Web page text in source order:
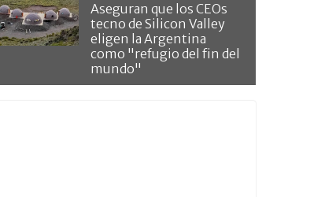
Aseguran que los CEOs
tecno de Silicon Valley
eligen la Argentina
como "refugio del fin del
mundo"